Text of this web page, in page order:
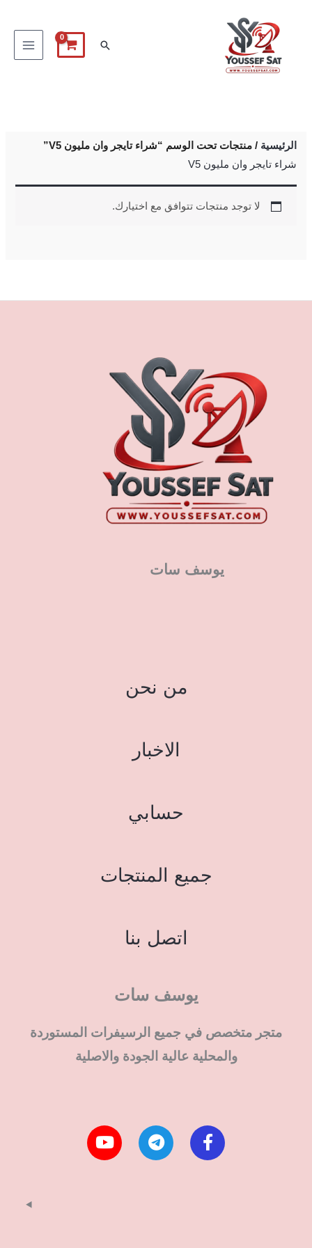
البحث
الرئيسية / منتجات تحت الوسم “شراء تايجر وان مليون V5”
شراء تايجر وان مليون V5
لا توجد منتجات تتوافق مع اختيارك.
يوسف سات
من نحن
الاخبار
حسابي
جميع المنتجات
اتصل بنا
يوسف سات
متجر متخصص في جميع الرسيفرات المستوردة
والمحلية عالية الجودة والاصلية